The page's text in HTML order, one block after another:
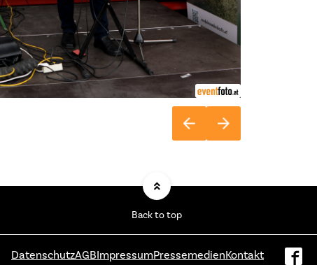
Back to top
DatenschutzAGBImpressumPressemedienKontakt